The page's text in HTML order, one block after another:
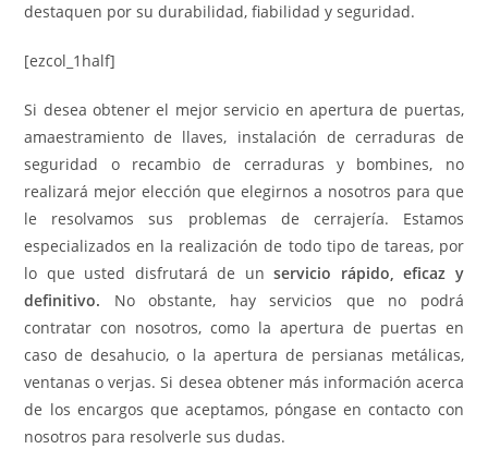
destaquen por su durabilidad, fiabilidad y seguridad.
[ezcol_1half]
Si desea obtener el mejor servicio en apertura de puertas,
amaestramiento de llaves, instalación de cerraduras de
seguridad o recambio de cerraduras y bombines, no
realizará mejor elección que elegirnos a nosotros para que
le resolvamos sus problemas de cerrajería. Estamos
especializados en la realización de todo tipo de tareas, por
lo que usted disfrutará de unservicio rápido, eficaz y
definitivo. No obstante, hay servicios que no podrá
contratar con nosotros, como la apertura de puertas en
caso de desahucio, o la apertura de persianas metálicas,
ventanas o verjas. Si desea obtener más información acerca
de los encargos que aceptamos, póngase en contacto con
nosotros para resolverle sus dudas.